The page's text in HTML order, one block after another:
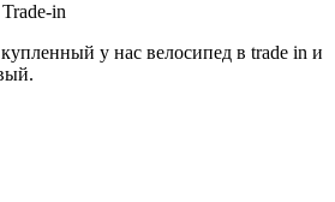
in
у нас велосипед в trade in и